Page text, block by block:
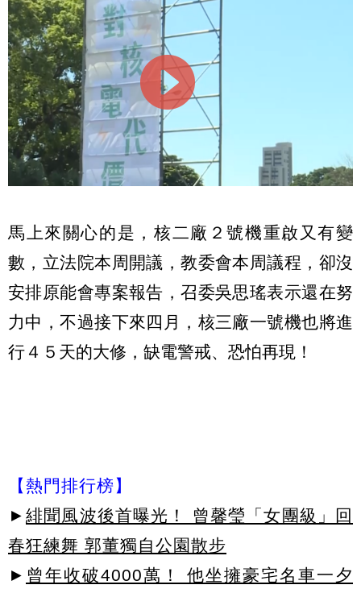
馬上來關心的是，核二廠２號機重啟又有變
數，立法院本周開議，教委會本周議程，卻沒
安排原能會專案報告，召委吳思瑤表示還在努
力中，不過接下來四月，核三廠一號機也將進
行４５天的大修，缺電警戒、恐怕再現！
【熱門排行榜】
► 緋聞風波後首曝光！ 曾馨瑩「女團級」回
春狂練舞 郭董獨自公園散步
► 曾年收破4000萬！ 他坐擁豪宅名車一夕